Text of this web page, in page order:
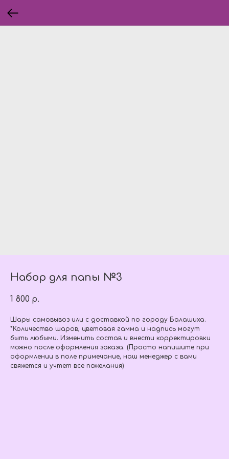
Набор для папы №3
1 800 р.
Шары самовывоз или с доставкой по городу Балашиха.
*Количество шаров, цветовая гамма и надпись могут
быть любыми. Изменить состав и внести корректировки
можно после оформления заказа. (Просто напишите при
оформлении в поле примечание, наш менеджер с вами
свяжется и учтет все пожелания)